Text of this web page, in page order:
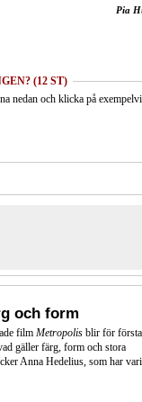
Pia
(12 ST)
nedan och klicka på
och form
film Metropolis blir för första
gäller färg, form och stora
Anna Hedelius, som har